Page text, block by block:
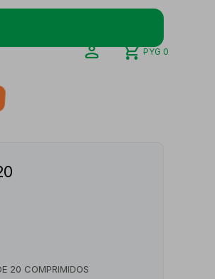
PYG 0
20 COMPRIMIDOS